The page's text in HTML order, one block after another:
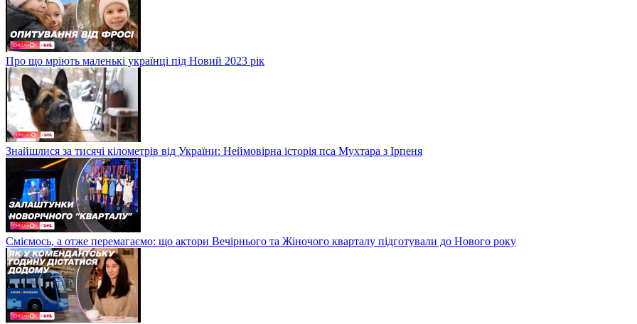
Про що мріють маленькі українці під Новий 2023 рік
Знайшлися за тисячі кілометрів від України: Неймовірна історія пса Мухтара з Ірпеня
Сміємось, а отже перемагаємо: що актори Вечірнього та Жіночого кварталу підготували до Нового року